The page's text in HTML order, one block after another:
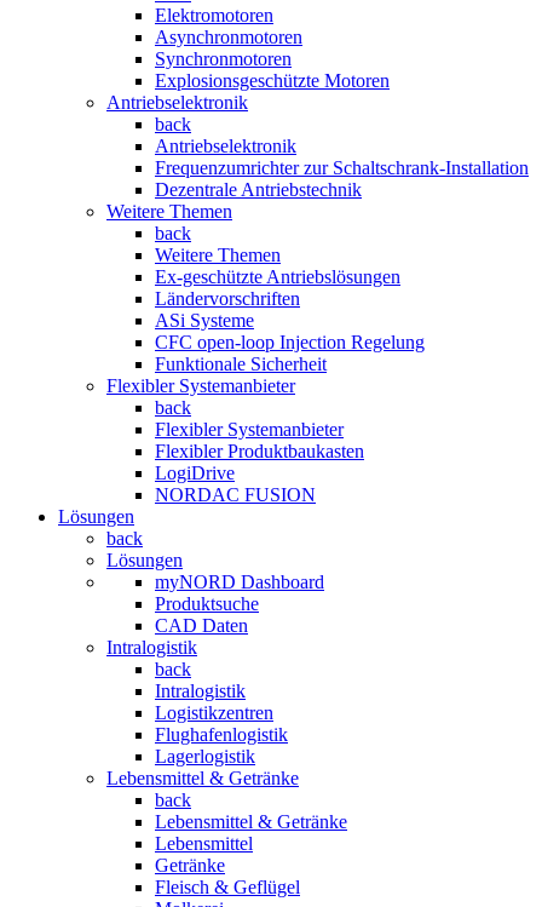
Elektromotoren
Asynchronmotoren
Synchronmotoren
Explosionsgeschützte Motoren
Antriebselektronik
back
Antriebselektronik
Frequenzumrichter zur Schaltschrank-Installation
Dezentrale Antriebstechnik
Weitere Themen
back
Weitere Themen
Ex-geschützte Antriebslösungen
Ländervorschriften
ASi Systeme
CFC open-loop Injection Regelung
Funktionale Sicherheit
Flexibler Systemanbieter
back
Flexibler Systemanbieter
Flexibler Produktbaukasten
LogiDrive
NORDAC FUSION
Lösungen
back
Lösungen
myNORD Dashboard
Produktsuche
CAD Daten
Intralogistik
back
Intralogistik
Logistikzentren
Flughafenlogistik
Lagerlogistik
Lebensmittel & Getränke
back
Lebensmittel & Getränke
Lebensmittel
Getränke
Fleisch & Geflügel